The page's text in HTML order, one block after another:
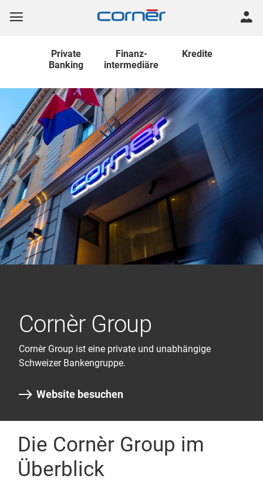
Private
Banking
Finanz-
intermediäre
Kredite
Cornèr Group
Cornèr Group ist eine private und unabhängige
Schweizer Bankengruppe.
Website besuchen
Die Cornèr Group im
Überblick